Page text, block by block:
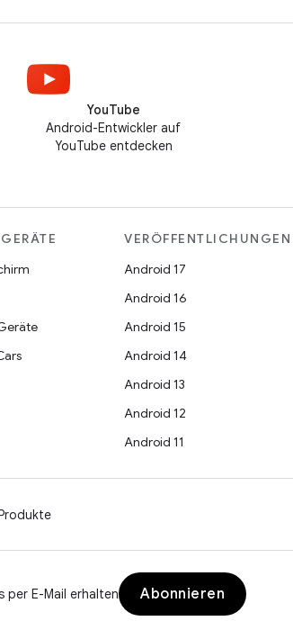
YouTube
Android-Entwickler auf
YouTube entdecken
VERÖFFENTLICHUNGEN
Android 17
Android 16
Android 15
Android 14
Android 13
Android 12
Android 11
per E-Mail erhalten Abonnieren